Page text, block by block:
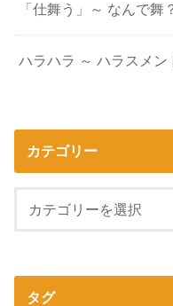
「仕舞う」～ なんで舞
ハラハラ ～ ハラスメ
カテゴリー
タグ